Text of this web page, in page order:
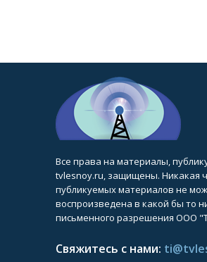
Все права на материалы,
tvlesnoy.ru, защищены. Никакая
публикуемых материалов не
воспроизведена в какой бы то
письменного разрешения ООО
Свяжитесь с нами: